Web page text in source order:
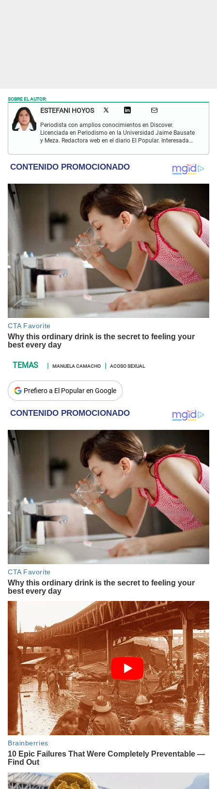
SOBRE EL AUTOR:
ESTEFANI HOYOS
Periodista con amplios conocimientos en Discover.
Licenciada en Periodismo en la Universidad Jaime Bausate
y Meza. Redactora web en el diario El Popular. Interesada
internacional; tendencias, películas y series.
MANUELA CAMACHO ACOSO SEXUAL
Prefiero a El Popular en Google